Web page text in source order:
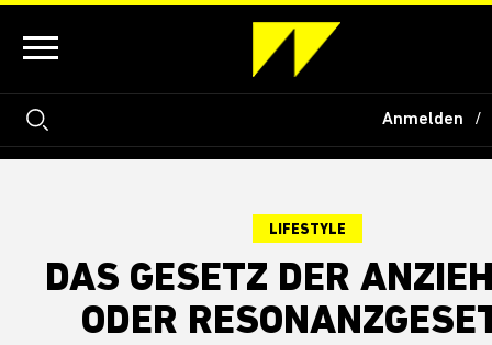
Anmelden
LIFESTYLE
DAS GESETZ DER
ODER